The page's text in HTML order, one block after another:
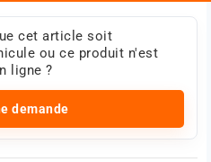
cet article soit
ou ce produit n'est
ligne ?
demande